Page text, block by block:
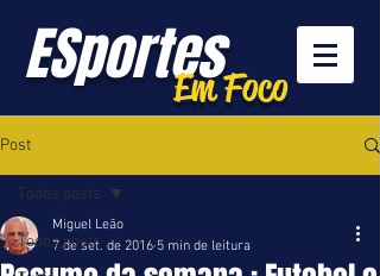
ESportesEm Foco
Post
Todos posts
Todos posts
Miguel Leão
7 de set. de 2016 5 min de leitura